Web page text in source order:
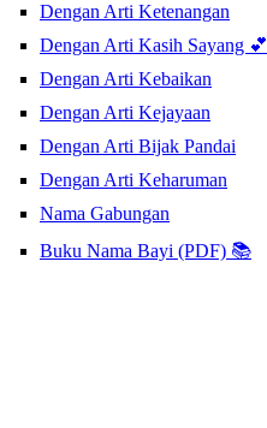
Dengan Arti Ketenangan
Dengan Arti Kasih Sayang 💕
Dengan Arti Kebaikan
Dengan Arti Kejayaan
Dengan Arti Bijak Pandai
Dengan Arti Keharuman
Nama Gabungan
Buku Nama Bayi (PDF) 📚